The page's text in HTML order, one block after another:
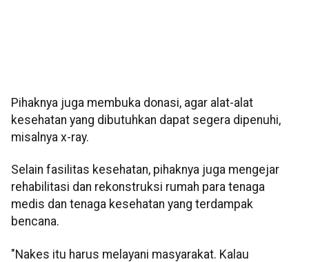
Pihaknya juga membuka donasi, agar alat-alat
kesehatan yang dibutuhkan dapat segera dipenuhi,
misalnya x-ray.
Selain fasilitas kesehatan, pihaknya juga mengejar
rehabilitasi dan rekonstruksi rumah para tenaga
medis dan tenaga kesehatan yang terdampak
bencana.
"Nakes itu harus melayani masyarakat. Kalau